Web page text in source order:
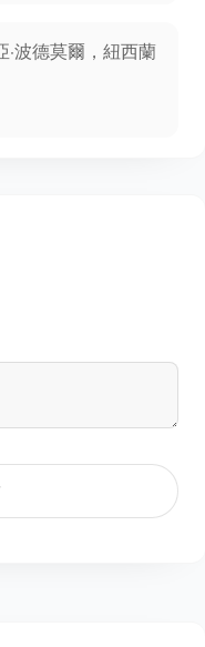
·波德莫爾，紐西蘭